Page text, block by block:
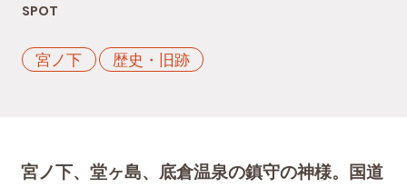
SPOT
宮ノ下 歴史・旧跡
宮ノ下、堂ヶ島、底倉温泉の鎮守の神様。国道